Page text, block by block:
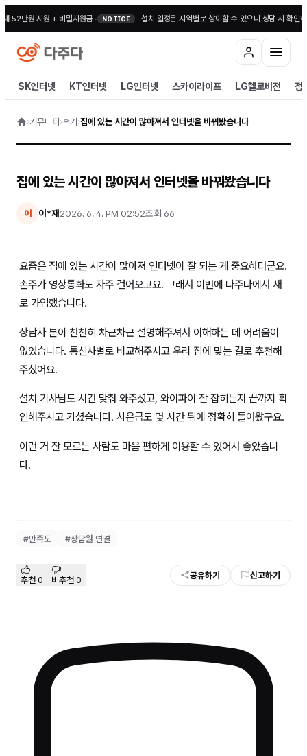
52만원 지원 + 비밀지원금• NOTICE · 설치 일정은 지역별로 상이할 수 있으니 상담 시 확인해
SK인터넷 KT인터넷 LG인터넷 스카이라이프 LG헬로비전 정
›커뮤니티 ›후기 ›집에 있는 시간이 많아져서 인터넷을 바꿔봤습니다
집에 있는 시간이 많아져서 인터넷을 바꿔봤습니다
이 이*재2026. 6. 4. PM 02:52조회 66
요즘은 집에 있는 시간이 많아져 인터넷이 잘 되는 게 중요하더군요.
손주가 영상통화도 자주 걸어오고요. 그래서 이번에 다주다에서 새
로 가입했습니다.
상담사 분이 천천히 차근차근 설명해주셔서 이해하는 데 어려움이
없었습니다. 통신사별로 비교해주시고 우리 집에 맞는 걸로 추천해
주셨어요.
설치 기사님도 시간 맞춰 와주셨고, 와이파이 잘 잡히는지 끝까지 확
인해주시고 가셨습니다. 사은금도 몇 시간 뒤에 정확히 들어왔구요.
이런 거 잘 모르는 사람도 마음 편하게 이용할 수 있어서 좋았습니
다.
#만족도 #상담원 연결
추천 0 비추천 0 공유하기 신고하기